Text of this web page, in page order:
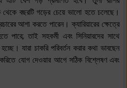
থেকে বছরটি গড়ের চেয়ে ভালো হতে চলেছে।
আশা করতে পারেন। ক্যারিয়ারের ক্ষেত্রে
পারে; তাই সহকর্মী এবং সিনিয়ারদের সাথে
যারা চাকরি পরিবর্তন করার কথা ভাবছেন
যোগ দেওয়ার আগে সঠিক বিশ্লেষণ এবং